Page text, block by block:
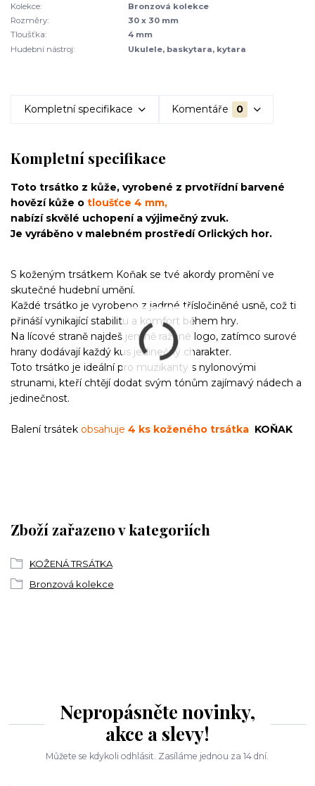
Kolekce:
Bronzová kolekce
Rozměry:
30 x 30 mm
Tloušťka:
4 mm
Hudební nástroj:
Ukulele, baskytara, kytara
Kompletní specifikace Komentáře 0
Kompletní specifikace
Toto trsátko z kůže, vyrobené z prvotřídní barvené
hovězí kůže o tloušťce 4 mm,
nabízí skvělé uchopení a výjimečný zvuk.
Je vyráběno v malebném prostředí Orlických hor.
S koženým trsátkem Koňak se tvé akordy promění ve
skutečné hudební umění.
Každé trsátko je vyrobeno z jadrné třísločiněné usně, což ti
přináší vynikající stabilitu a komfort během hry.
Na lícové straně najdeš jemně ražené logo, zatímco surové
hrany dodávají každý kus jedinečný charakter.
Toto trsátko je ideální pro muzikanty s nylonovými
strunami, kteří chtějí dodat svým tónům zajímavý nádech a
jedinečnost.
Balení trsátek obsahuje 4 ks koženého trsátka KOŇAK
Zboží zařazeno v kategoriích
KOŽENÁ TRSÁTKA
Bronzová kolekce
Nepropásněte novinky,
akce a slevy!
Můžete se kdykoli odhlásit. Zasíláme jednou za 14 dní.